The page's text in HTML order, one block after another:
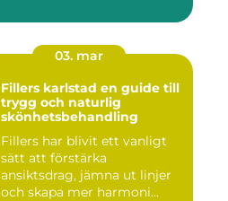
03. mar
Fillers karlstad en guide till
trygg och naturlig
skönhetsbehandling
Fillers har blivit ett vanligt
sätt att förstärka
ansiktsdrag, jämna ut linjer
och skapa mer harmoni...